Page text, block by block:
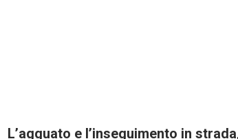
L’agguato e l’inseguimento in